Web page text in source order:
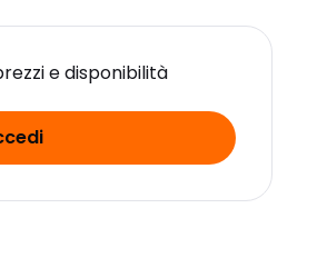
e disponibilità